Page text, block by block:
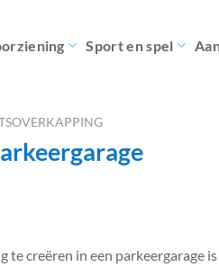
Sport en spel
te creëren in een parkeergarage